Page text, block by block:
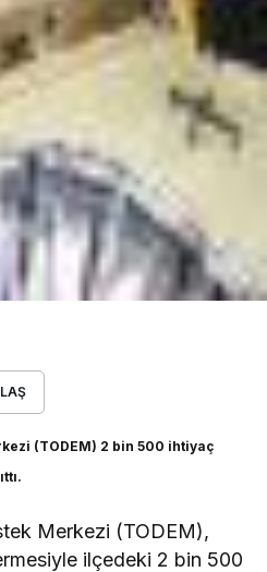
(TODEM) 2 bin 500 ihtiyaç
Merkezi (TODEM),
ilçedeki 2 bin 500